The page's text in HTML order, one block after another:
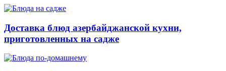
Доставка блюд азербайджанской кухни,
приготовленных на садже